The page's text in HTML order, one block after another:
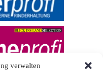
verwalten